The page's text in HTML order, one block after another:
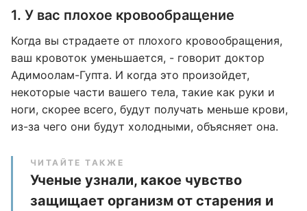
1. У вас плохое кровообращение
Когда вы страдаете от плохого кровообращения,
ваш кровоток уменьшается, - говорит доктор
Адимоолам-Гупта. И когда это произойдет,
некоторые части вашего тела, такие как руки и
ноги, скорее всего, будут получать меньше крови,
из-за чего они будут холодными, объясняет она.
ЧИТАЙТЕ ТАКЖЕ
Ученые узнали, какое чувство
защищает организм от старения и